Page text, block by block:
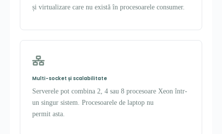
și virtualizare care nu există în procesoarele consumer.
Multi-socket și scalabilitate
Serverele pot combina 2, 4 sau 8 procesoare Xeon într-
un singur sistem. Procesoarele de laptop nu
permit asta.